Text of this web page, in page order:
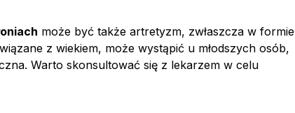
może być także artretyzm, zwłaszcza w formie
z wiekiem, może wystąpić u młodszych osób,
Warto skonsultować się z lekarzem w celu